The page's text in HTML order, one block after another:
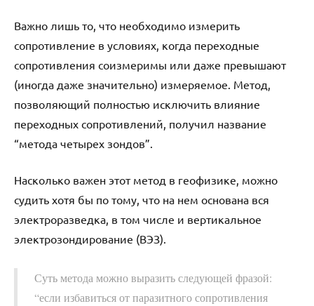
Важно лишь то, что необходимо измерить
сопротивление в условиях, когда переходные
сопротивления соизмеримы или даже превышают
(иногда даже значительно) измеряемое. Метод,
позволяющий полностью исключить влияние
переходных сопротивлений, получил название
“метода четырех зондов”.
Насколько важен этот метод в геофизике, можно
судить хотя бы по тому, что на нем основана вся
электроразведка, в том числе и вертикальное
электрозондирование (ВЭЗ).
Суть метода можно выразить следующей фразой:
“если избавиться от паразитного сопротивления